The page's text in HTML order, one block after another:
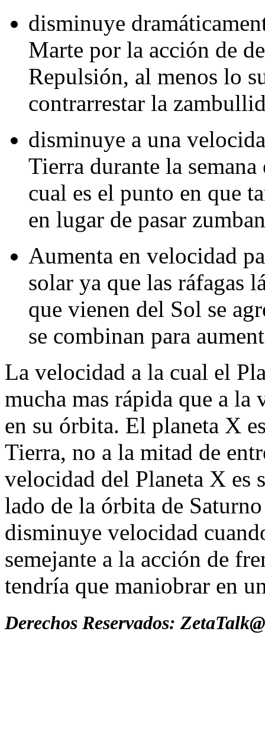
disminuye
Marte por la acción de
Repulsión, al menos lo
contrarrestar la
disminuye a una
Tierra durante la
cual es el punto en que
en lugar de pasar
Aumenta en velocidad
solar ya que las ráfagas
que vienen del Sol se
se combinan para
La velocidad a la cual el
mucha mas rápida que a
en su órbita. El planeta X
Tierra, no a la mitad de
velocidad del Planeta X es
lado de la órbita de
disminuye velocidad
semejante a la acción de
tendría que maniobrar en
Derechos Reservados: